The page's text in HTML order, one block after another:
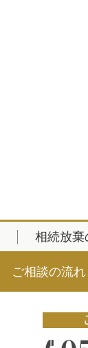
相続放棄
ご相談の流れ